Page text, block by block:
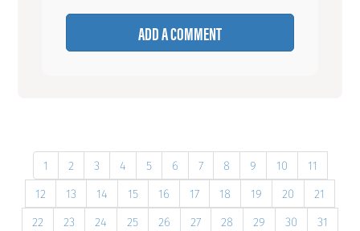
ADD A COMMENT
1 2 3 4 5 6 7 8 9 10
11
12
13 14 15 16 17 18 19 20
21
22
23 24 25 26 27 28 29 30
31